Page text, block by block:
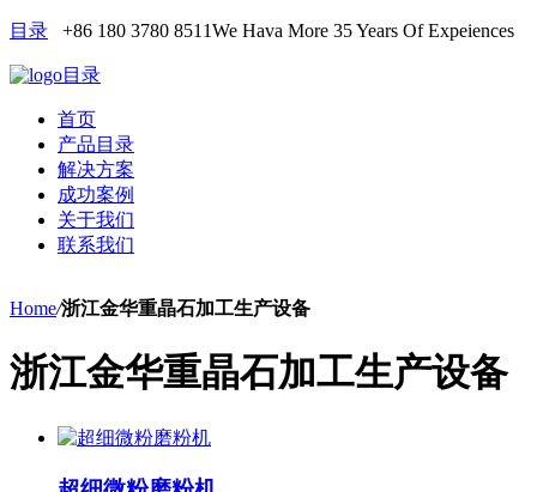
目录 +86 180 3780 8511We Hava More 35 Years Of Expeiences
目录
首页
产品目录
解决方案
成功案例
关于我们
联系我们
Home/浙江金华重晶石加工生产设备
浙江金华重晶石加工生产设备